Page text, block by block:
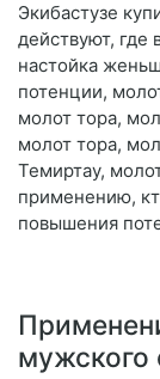
Экибастузе
действуют, где
настойка
потенции,
молот тора,
молот тора,
Темиртау,
применению,
повышения
мужского